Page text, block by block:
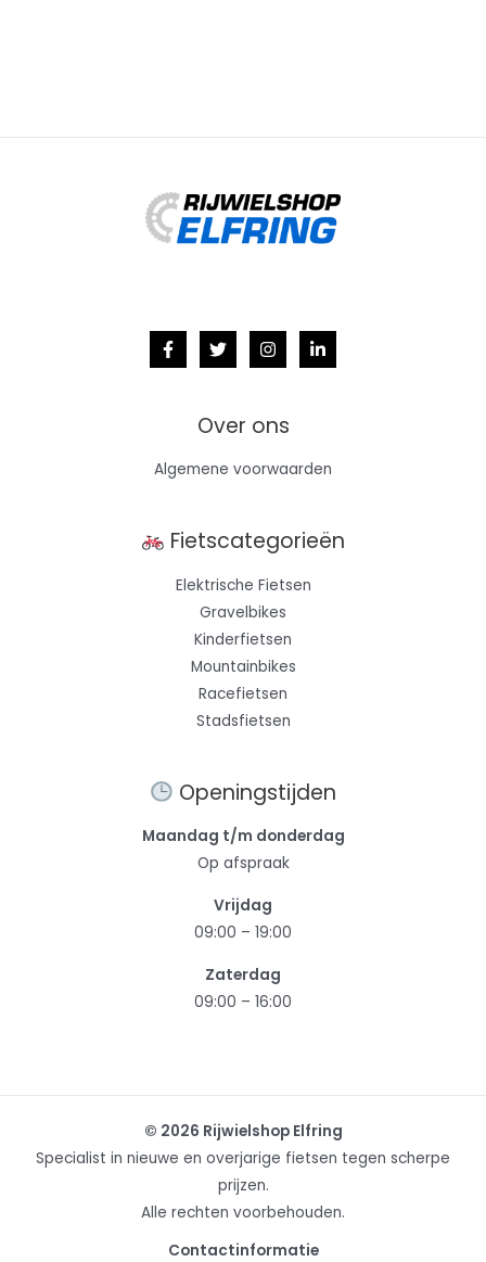
Over ons
Algemene voorwaarden
Fietscategorieën
Elektrische Fietsen
Gravelbikes
Kinderfietsen
Mountainbikes
Racefietsen
Stadsfietsen
Openingstijden
Maandag t/m donderdag
Op afspraak
Vrijdag
09:00 – 19:00
Zaterdag
09:00 – 16:00
© 2026 Rijwielshop Elfring
Specialist in nieuwe en overjarige fietsen tegen scherpe
prijzen.
Alle rechten voorbehouden.
Contactinformatie